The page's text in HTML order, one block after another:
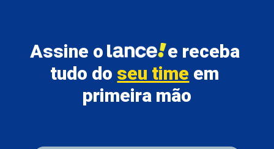
Assine o e receba
tudo do seu time em
primeira mão